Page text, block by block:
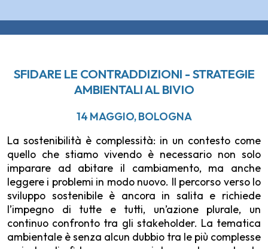
SFIDARE LE CONTRADDIZIONI - STRATEGIE
AMBIENTALI AL BIVIO
14 MAGGIO, BOLOGNA
La sostenibilità è complessità: in un contesto come
quello che stiamo vivendo è necessario non solo
imparare ad abitare il cambiamento, ma anche
leggere i problemi in modo nuovo. Il percorso verso lo
sviluppo sostenibile è ancora in salita e richiede
l’impegno di tutte e tutti, un’azione plurale, un
continuo confronto tra gli stakeholder. La tematica
ambientale è senza alcun dubbio tra le più complesse